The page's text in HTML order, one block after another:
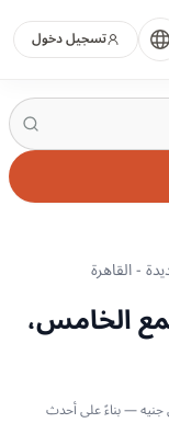
تسجيل دخول
- القاهرة
الخامس،
للبيع يتراوح بين ٥.٥ مليون و ١٢ مليون جنيه — بناءً على أحدث